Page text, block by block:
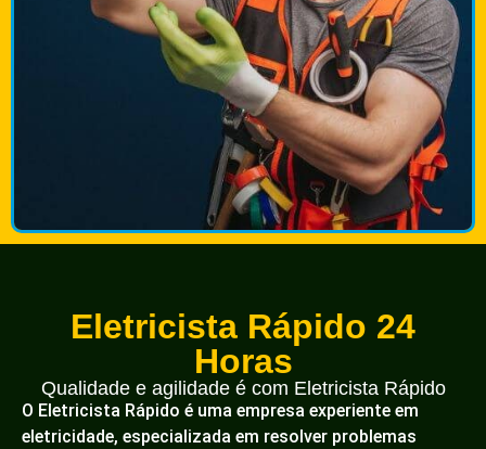
Eletricista Rápido 24
Horas
Qualidade e agilidade é com Eletricista Rápido
O Eletricista Rápido é uma empresa experiente em
eletricidade, especializada em resolver problemas